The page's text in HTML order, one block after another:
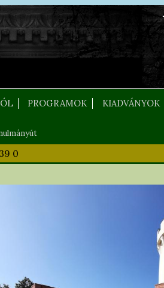
PROGRAMOK KIADVÁNYOK
0